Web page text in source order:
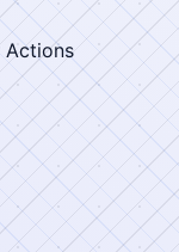
Actions